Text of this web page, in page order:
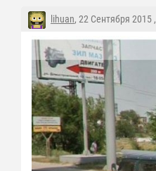
lihuan, 22 Сентября 2015 ,